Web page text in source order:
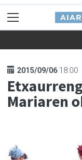
2015/09/06 18:00
Mariaren